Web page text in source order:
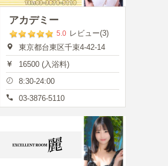
アカデミー
5.0 レビュー(3)
東京都台東区千束4-42-14
16500 (入浴料)
8:30-24:00
03-3876-5110